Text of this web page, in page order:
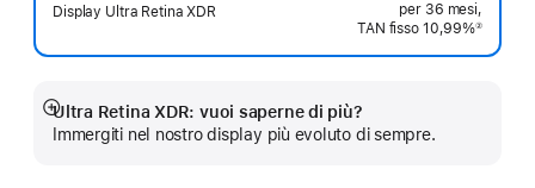
Display Ultra Retina XDR
per 36 mesi,
TAN fisso 10,99%②
Ultra Retina XDR: vuoi saperne di più?
Immergiti nel nostro display più evoluto di sempre.
Mostra
di